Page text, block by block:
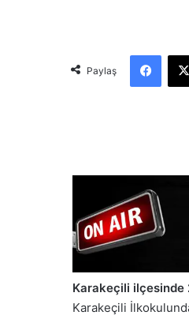
Paylaş
Karakeçili ilçesinde
Karakeçili